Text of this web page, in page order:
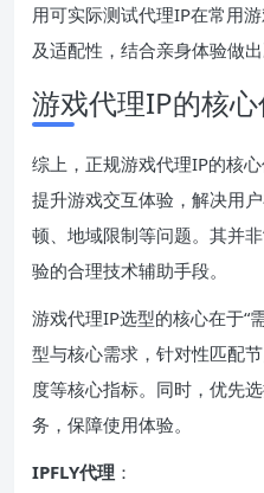
用可实际测试代理IP在常用
及适配性，结合亲身体验做
游戏代理IP的核
综上，正规游戏代理IP的核
提升游戏交互体验，解决用
顿、地域限制等问题。其并
验的合理技术辅助手段。
游戏代理IP选型的核心在于“
型与核心需求，针对性匹配
度等核心指标。同时，优先
务，保障使用体验。
IPFLY代理 ：